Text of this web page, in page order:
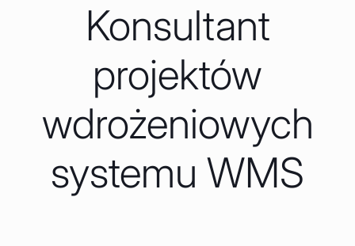
Konsultant
projektów
wdrożeniowych
systemu WMS